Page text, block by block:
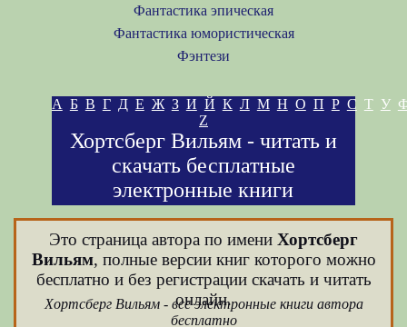
Фантастика эпическая
Фантастика юмористическая
Фэнтези
А Б В Г Д Е Ж З И Й К Л М Н О П Р С Т У
Z
Хортсберг Вильям - читать и
скачать бесплатные
электронные книги
Это страница автора по имени Хортсберг
Вильям, полные версии книг которого можно
бесплатно и без регистрации скачать и читать
онлайн.
Хортсберг Вильям - все электронные книги автора
бесплатно